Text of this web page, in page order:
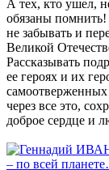
А тех, кто ушел,
обязаны
не забывать и
Великой
Рассказывать
ее героях и их
через все это,
доброе сердце и